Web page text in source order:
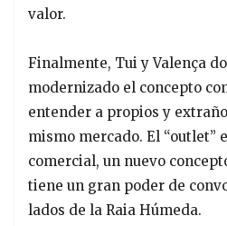
valor.
Finalmente, Tui y Valença
modernizado el concepto
entender a propios y
mismo mercado. El “outlet”
comercial, un nuevo
tiene un gran poder de
lados de la Raia Húmeda.